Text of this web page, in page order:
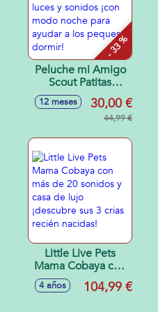
- 33 %
Peluche mi Amigo
Scout Patitas
Divertidas 28 cm
luces y sonidos
¡con modo noche
12 meses 30,00 €
44,99 €
Little Live Pets
Mama Cobaya con
más de 20 sonidos
y casa de lujo
4 años 104,99 €